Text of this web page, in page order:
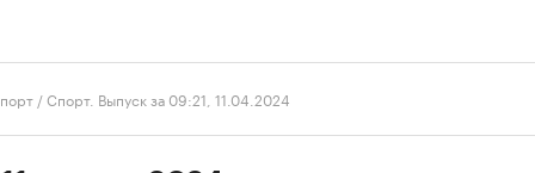
/Спорт. Выпуск за 09:21, 11.04.2024